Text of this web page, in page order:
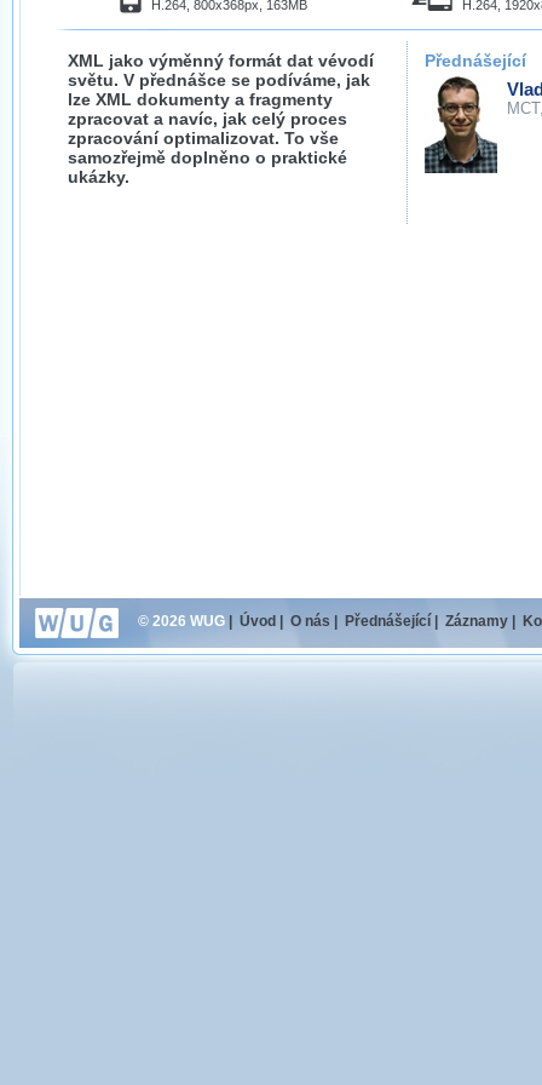
H.264, 800x368px, 163MB H.264,
XML jako výměnný formát dat vévodí
světu. V přednášce se podíváme, jak
lze XML dokumenty a fragmenty
zpracovat a navíc, jak celý proces
zpracování optimalizovat. To vše
samozřejmě doplněno o praktické
ukázky.
Přednášející
© 2026 WUG Úvod O nás Přednášející Záznamy